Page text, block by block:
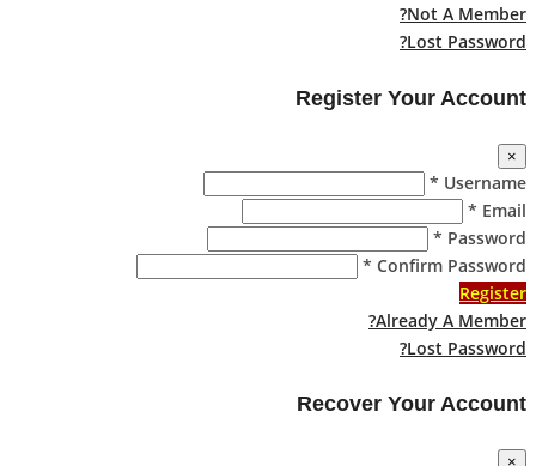
Not A Member?
Lost Password?
Register Your Account
×
Username *
Email *
Password *
Confirm Password *
Register
Already A Member?
Lost Password?
Recover Your Account
×